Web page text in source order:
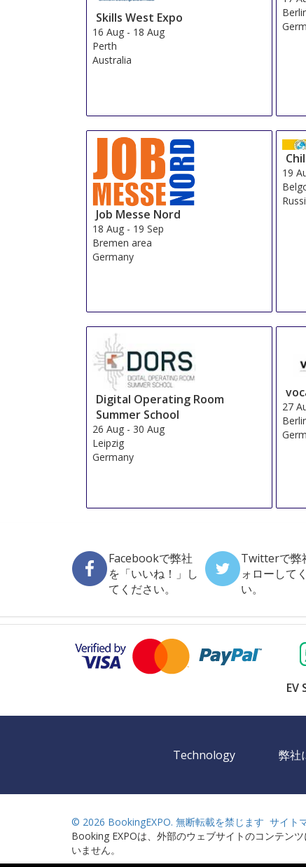
Skills West Expo
16 Aug- 18 Aug
Perth
Australia
Job Messe Nord
18 Aug- 19 Sep
Bremen area
Germany
19
Digital Operating Room
Summer School
26 Aug- 30 Aug
Leipzig
Germany
27
Facebookで弊社
を「いいね！」し
てください。
Twitterで弊
ォローして
い。
EV
Technology 弊社
© 2026 BookingEXPO. 無断転載を禁じます サイト
Booking EXPOは、外部のウェブサイトのコンテン
いません。